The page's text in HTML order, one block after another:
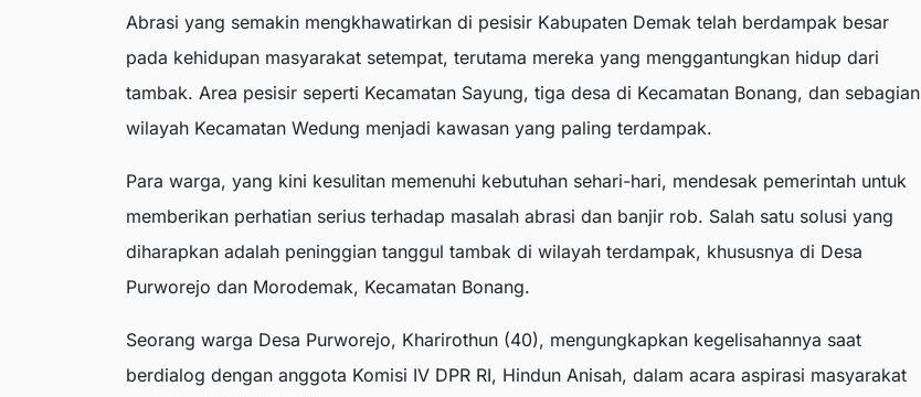
Abrasi yang semakin mengkhawatirkan di pesisir Kabupaten Demak telah berdampak besar
pada kehidupan masyarakat setempat, terutama mereka yang menggantungkan hidup dari
tambak. Area pesisir seperti Kecamatan Sayung, tiga desa di Kecamatan Bonang, dan sebagian
wilayah Kecamatan Wedung menjadi kawasan yang paling terdampak.
Para warga, yang kini kesulitan memenuhi kebutuhan sehari-hari, mendesak pemerintah untuk
memberikan perhatian serius terhadap masalah abrasi dan banjir rob. Salah satu solusi yang
diharapkan adalah peninggian tanggul tambak di wilayah terdampak, khususnya di Desa
Purworejo dan Morodemak, Kecamatan Bonang.
Seorang warga Desa Purworejo, Kharirothun (40), mengungkapkan kegelisahannya saat
berdialog dengan anggota Komisi IV DPR RI, Hindun Anisah, dalam acara aspirasi masyarakat